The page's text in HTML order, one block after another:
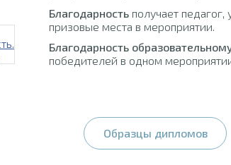
Благодарность получает
призовые места в мероприятии.
Благодарность
победителей в одном
Образцы дипломов